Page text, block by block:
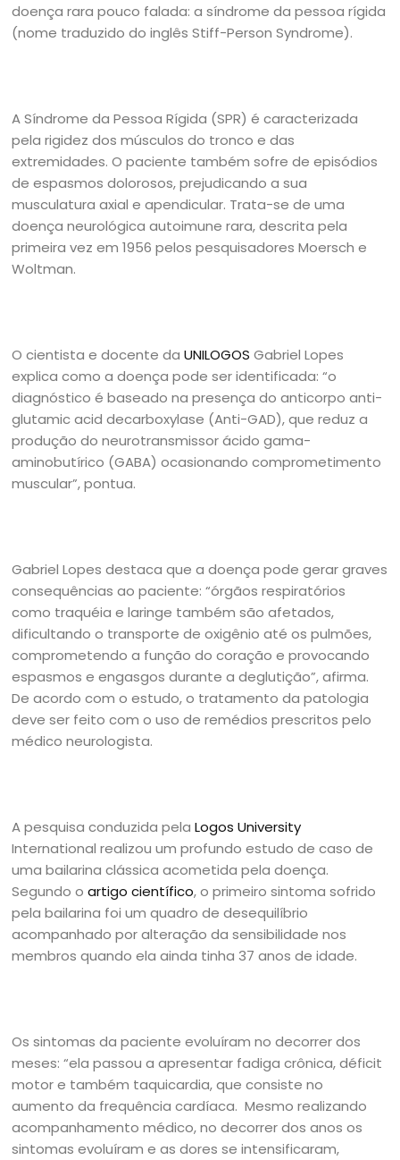
doença rara pouco falada: a síndrome da pessoa rígida
(nome traduzido do inglês Stiff-Person Syndrome).
A Síndrome da Pessoa Rígida (SPR) é caracterizada
pela rigidez dos músculos do tronco e das
extremidades. O paciente também sofre de episódios
de espasmos dolorosos, prejudicando a sua
musculatura axial e apendicular. Trata-se de uma
doença neurológica autoimune rara, descrita pela
primeira vez em 1956 pelos pesquisadores Moersch e
Woltman.
O cientista e docente daUNILOGOS Gabriel Lopes
explica como a doença pode ser identificada: “o
diagnóstico é baseado na presença do anticorpo anti-
glutamic acid decarboxylase (Anti-GAD), que reduz a
produção do neurotransmissor ácido gama-
aminobutírico (GABA) ocasionando comprometimento
muscular”, pontua.
Gabriel Lopes destaca que a doença pode gerar graves
consequências ao paciente: “órgãos respiratórios
como traquéia e laringe também são afetados,
dificultando o transporte de oxigênio até os pulmões,
comprometendo a função do coração e provocando
espasmos e engasgos durante a deglutição”, afirma.
De acordo com o estudo, o tratamento da patologia
deve ser feito com o uso de remédios prescritos pelo
médico neurologista.
A pesquisa conduzida pelaLogos University
International realizou um profundo estudo de caso de
uma bailarina clássica acometida pela doença.
Segundo oartigo científico, o primeiro sintoma sofrido
pela bailarina foi um quadro de desequilíbrio
acompanhado por alteração da sensibilidade nos
membros quando ela ainda tinha 37 anos de idade.
Os sintomas da paciente evoluíram no decorrer dos
meses: “ela passou a apresentar fadiga crônica, déficit
motor e também taquicardia, que consiste no
aumento da frequência cardíaca. Mesmo realizando
acompanhamento médico, no decorrer dos anos os
sintomas evoluíram e as dores se intensificaram,